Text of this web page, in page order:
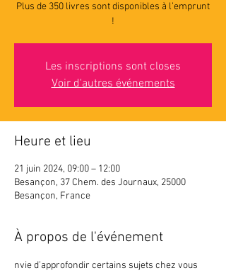
Plus de 350 livres sont disponibles à l’emprunt
!
Les inscriptions sont closes
Voir d'autres événements
Heure et lieu
21 juin 2024, 09:00 – 12:00
Besançon, 37 Chem. des Journaux, 25000
Besançon, France
À propos de l'événement
nvie d’approfondir certains sujets chez vous